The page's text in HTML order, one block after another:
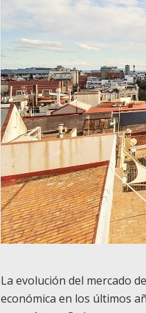
La evolución del mercado
económica en los últimos